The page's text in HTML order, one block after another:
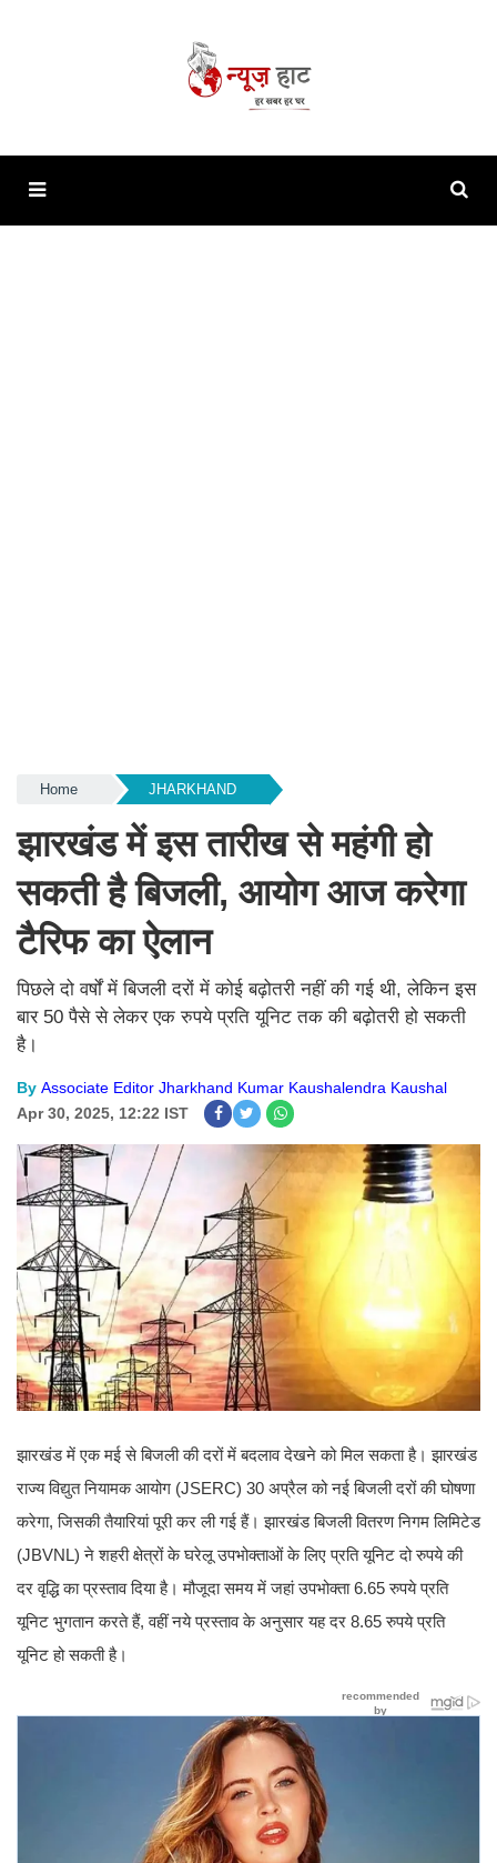
Home JHARKHAND
झारखंड में इस तारीख से महंगी हो
सकती है बिजली, आयोग आज करेगा
टैरिफ का ऐलान
पिछले दो वर्षों में बिजली दरों में कोई बढ़ोतरी नहीं की गई थी, लेकिन इस
बार 50 पैसे से लेकर एक रुपये प्रति यूनिट तक की बढ़ोतरी हो सकती
है।
By Associate Editor Jharkhand Kumar Kaushalendra Kaushal
Apr 30, 2025, 12:22 IST
झारखंड में एक मई से बिजली की दरों में बदलाव देखने को मिल सकता है। झारखंड
राज्य विद्युत नियामक आयोग (JSERC) 30 अप्रैल को नई बिजली दरों की घोषणा
करेगा, जिसकी तैयारियां पूरी कर ली गई हैं। झारखंड बिजली वितरण निगम लिमिटेड
(JBVNL) ने शहरी क्षेत्रों के घरेलू उपभोक्ताओं के लिए प्रति यूनिट दो रुपये की
दर वृद्धि का प्रस्ताव दिया है। मौजूदा समय में जहां उपभोक्ता 6.65 रुपये प्रति
यूनिट भुगतान करते हैं, वहीं नये प्रस्ताव के अनुसार यह दर 8.65 रुपये प्रति
यूनिट हो सकती है।